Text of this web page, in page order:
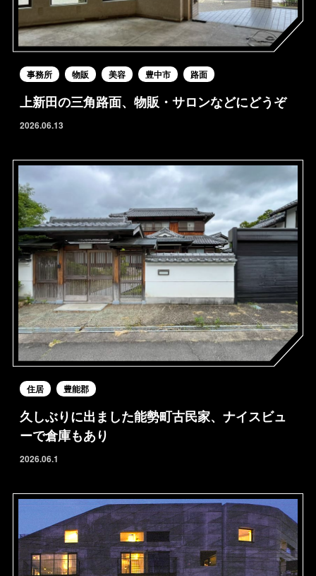
事務所 物販 美容 豊中市 路面
上新田の三角路面、物販・サロンなどにどうぞ
2026.06.13
住居 豊能郡
久しぶりに出ました能勢町古民家、ナイスビュ
ーで倉庫もあり
2026.06.1